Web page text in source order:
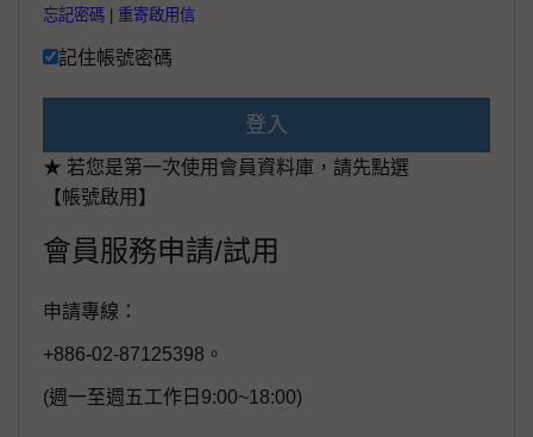
忘記密碼 重寄啟用信
記住帳號密碼
登入
★ 若您是第一次使用會員資料庫，請先點選
【帳號啟用】
會員服務申請/試用
申請專線：
+886-02-87125398。
(週一至週五工作日9:00~18:00)